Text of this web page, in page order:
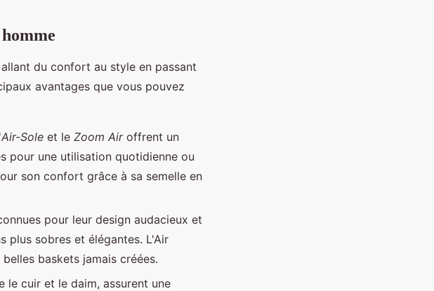
du confort au style en passant
avantages que vous pouvez
Air-Sole et le Zoom Airoffrent un
pour une utilisation quotidienne ou
son confort grâce à sa semelle en
pour leur design audacieux et
plus sobres et élégantes. L'Air
baskets jamais créées.
le cuir et le daim, assurent une